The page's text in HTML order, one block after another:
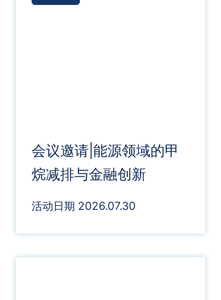
会议邀请|能源领域的甲
烷减排与金融创新
活动日期 2026.07.30